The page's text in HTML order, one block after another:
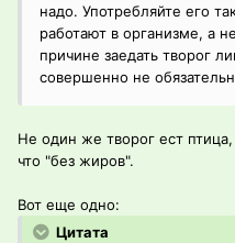
надо. Употребляйте его
работают в организме, а
причине заедать творог
совершенно не
Не один же творог ест
что "без жиров".
Вот еще одно:
Цитата